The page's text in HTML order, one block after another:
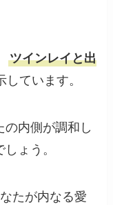
ツインレイと出
しています。
内側が調和し
ょう。
たが内なる愛